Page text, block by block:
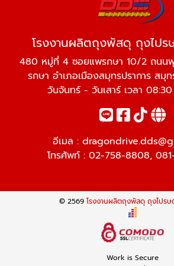
โรงงานผลิตถุงพัสดุ ถุงไป
480 หมู่ที่ 4 ซอยแพรกษา 10/2 ถนน
รกษา อำเภอเมืองสมุทรปราการ สมุ
วันจันทร์ - วันเสาร์ เวลา
อีเมล :
โทรศัพท์ : 02-758-8808,
© 2569 โรงงานผลิตถุงพัสดุ ถุงไปร
Work is Secure